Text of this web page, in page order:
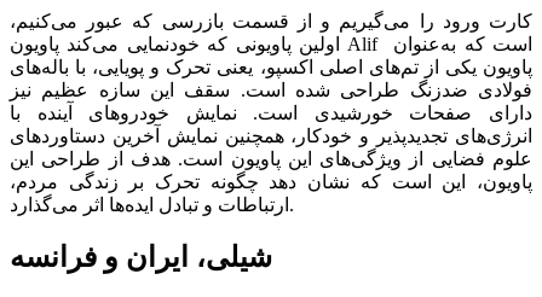
کارت ورود را می‌گیریم و از قسمت بازرسی که عبور می‌کنیم،
اولین پاویونی که خودنمایی می‌کند پاویون Alif است که به‌عنوان
پاویون یکی از تم‌های اصلی اکسپو، یعنی تحرک و پویایی، با باله‌‌‌های
فولادی ضدزنگ طراحی شده است. سقف این سازه عظیم نیز
دارای صفحات خورشیدی است. نمایش خودروهای آینده با
انرژی‌‌‌های تجدیدپذیر و خودکار، همچنین نمایش آخرین دستاوردهای
علوم فضایی از ویژگی‌های این پاویون است. هدف از طراحی این
پاویون، این است که نشان دهد چگونه تحرک بر زندگی مردم،
ارتباطات و تبادل ایده‌‌‌ها اثر می‌گذارد.
شیلی، ایران و فرانسه